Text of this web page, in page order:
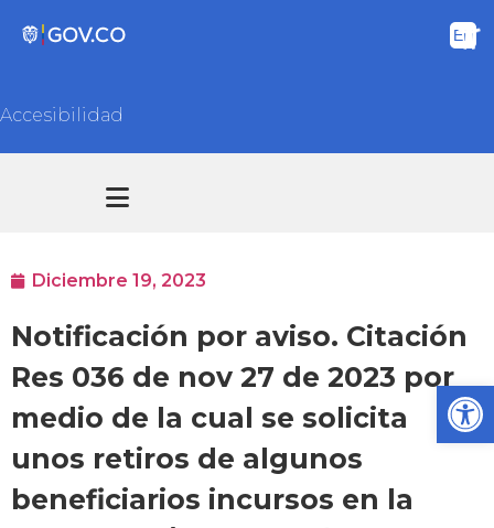
Accesibilidad
Diciembre 19, 2023
Notificación por aviso. Citación
Res 036 de nov 27 de 2023 por
medio de la cual se solicita
unos retiros de algunos
beneficiarios incursos en la